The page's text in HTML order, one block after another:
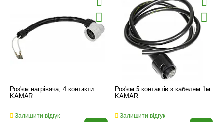
Роз'єм нагрівача, 4 контакти
KAMAR
Залишити відгук
Роз'єм 5 контактів з кабелем 1м
KAMAR
Залишити відгук